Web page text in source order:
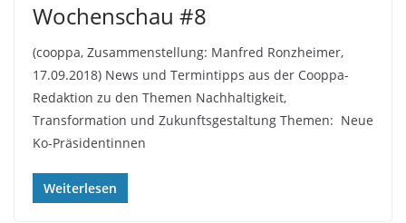
Wochenschau #8
(cooppa, Zusammenstellung: Manfred Ronzheimer,
17.09.2018) News und Termintipps aus der Cooppa-
Redaktion zu den Themen Nachhaltigkeit,
Transformation und Zukunftsgestaltung Themen: Neue
Ko-Präsidentinnen
Weiterlesen